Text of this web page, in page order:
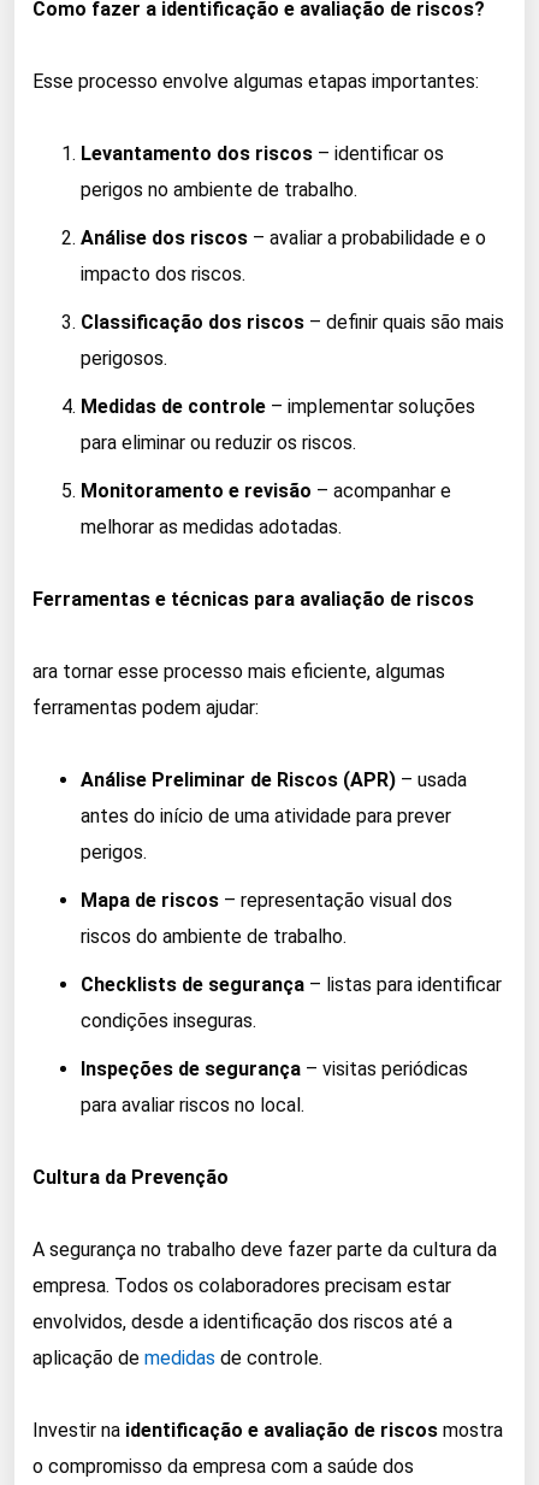
Como fazer a identificação e avaliação de riscos?
Esse processo envolve algumas etapas importantes:
Levantamento dos riscos – identificar os
perigos no ambiente de trabalho.
Análise dos riscos – avaliar a probabilidade e o
impacto dos riscos.
Classificação dos riscos – definir quais são mais
perigosos.
Medidas de controle – implementar soluções
para eliminar ou reduzir os riscos.
Monitoramento e revisão – acompanhar e
melhorar as medidas adotadas.
Ferramentas e técnicas para avaliação de riscos
ara tornar esse processo mais eficiente, algumas
ferramentas podem ajudar:
Análise Preliminar de Riscos (APR) – usada
antes do início de uma atividade para prever
perigos.
Mapa de riscos – representação visual dos
riscos do ambiente de trabalho.
Checklists de segurança – listas para identificar
condições inseguras.
Inspeções de segurança – visitas periódicas
para avaliar riscos no local.
Cultura da Prevenção
A segurança no trabalho deve fazer parte da cultura da
empresa. Todos os colaboradores precisam estar
envolvidos, desde a identificação dos riscos até a
aplicação de medidas de controle.
Investir na identificação e avaliação de riscos mostra
o compromisso da empresa com a saúde dos